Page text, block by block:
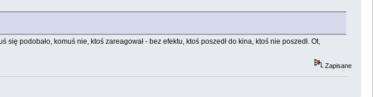
podobało, komuś nie, ktoś zareagował - bez efektu, ktoś poszedł do kina, ktoś nie poszedł. Ot,
Zapisane